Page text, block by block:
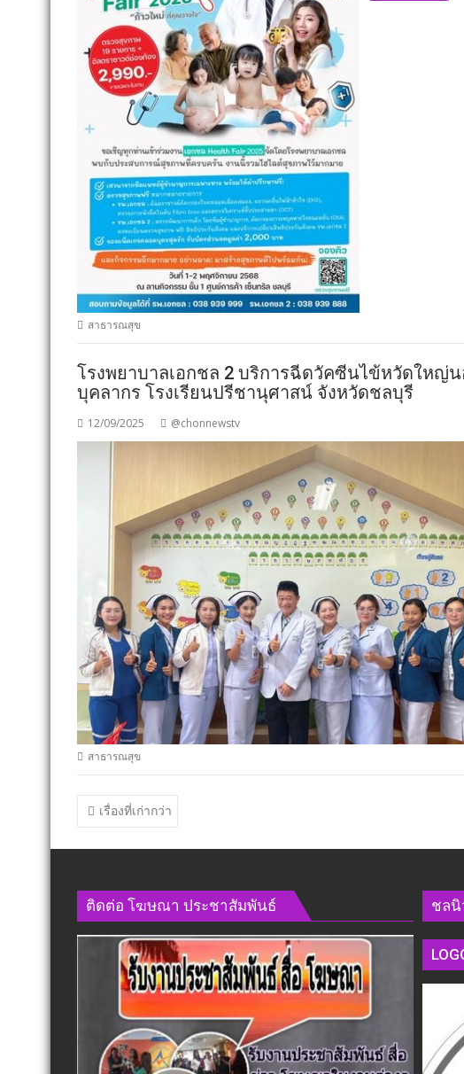
สาธารณสุข
โรงพยาบาลเอกชล 2 บริการฉีดวัคซีนไข้หวัดใหญ่
บุคลากร โรงเรียนปรีชานุศาสน์ จังหวัดชลบุรี
12/09/2025 @chonnewstv
สาธารณสุข
แนะแนว
เรื่อง
เรื่องที่เก่ากว่า
ติดต่อ​ โฆษณา​ ประชาสัมพันธ์ ชลนิ